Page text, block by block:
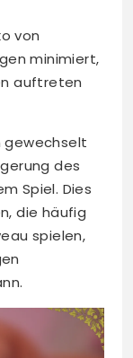
von
minimiert,
auftreten
gewechselt
des
Spiel. Dies
die häufig
spielen,